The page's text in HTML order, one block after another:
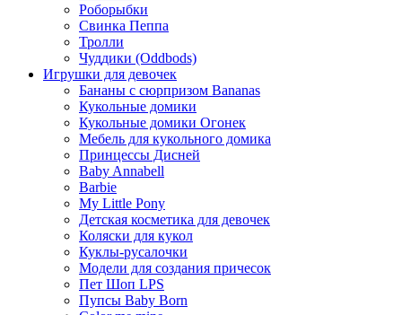
Роборыбки
Свинка Пеппа
Тролли
Чуддики (Oddbods)
Игрушки для девочек
Бананы с сюрпризом Bananas
Кукольные домики
Кукольные домики Огонек
Мебель для кукольного домика
Принцессы Дисней
Baby Annabell
Barbie
My Little Pony
Детская косметика для девочек
Коляски для кукол
Куклы-русалочки
Модели для создания причесок
Пет Шоп LPS
Пупсы Baby Born